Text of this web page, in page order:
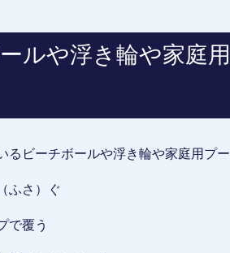
ルや浮き輪や家庭
るビーチボールや浮き輪や家庭用プ
ふさ）ぐ
で覆う